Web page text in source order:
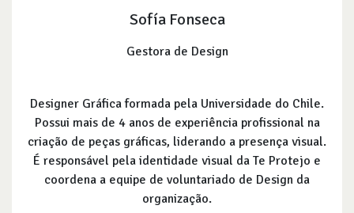
Sofía Fonseca
Gestora de Design
Designer Gráfica formada pela Universidade do Chile.
Possui mais de 4 anos de experiência profissional na
criação de peças gráficas, liderando a presença visual.
É responsável pela identidade visual da Te Protejo e
coordena a equipe de voluntariado de Design da
organização.